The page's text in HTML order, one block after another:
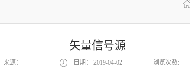
矢量信号源
日期： 2019-04-02 浏览次数:
来源：